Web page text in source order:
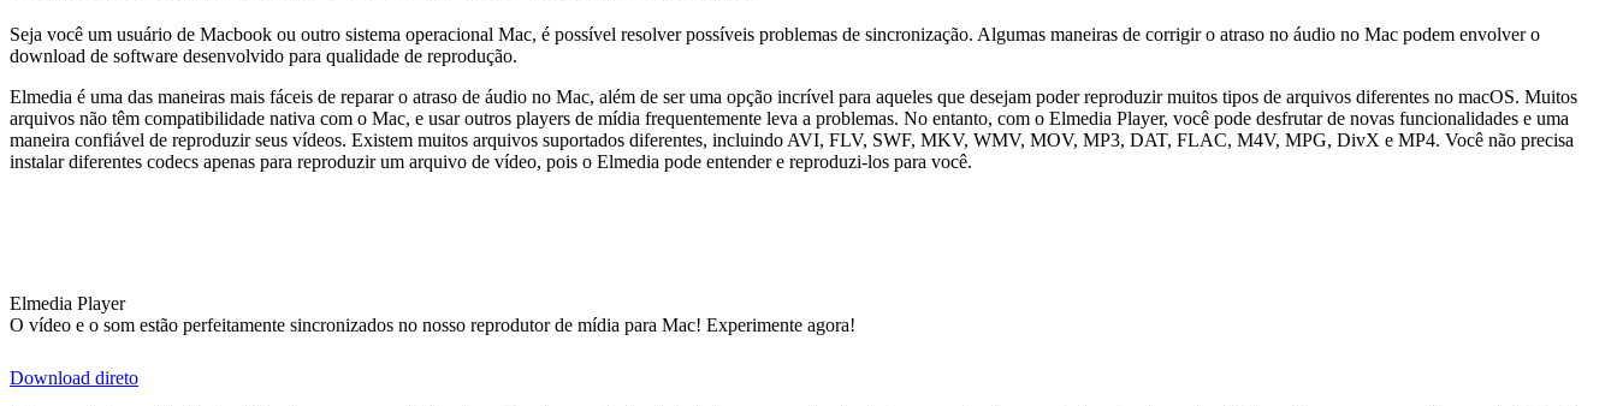
Seja você um usuário de Macbook ou outro sistema operacional Mac, é possível resolver possíveis problemas de sincronização. Algumas maneiras de corrigir o atraso no áudio no Mac podem envolver o
download de software desenvolvido para qualidade de reprodução.
Elmedia é uma das maneiras mais fáceis de reparar o atraso de áudio no Mac, além de ser uma opção incrível para aqueles que desejam poder reproduzir muitos tipos de arquivos diferentes no macOS. Muitos
arquivos não têm compatibilidade nativa com o Mac, e usar outros players de mídia frequentemente leva a problemas. No entanto, com o Elmedia Player, você pode desfrutar de novas funcionalidades e uma
maneira confiável de reproduzir seus vídeos. Existem muitos arquivos suportados diferentes, incluindo AVI, FLV, SWF, MKV, WMV, MOV, MP3, DAT, FLAC, M4V, MPG, DivX e MP4. Você não precisa
instalar diferentes codecs apenas para reproduzir um arquivo de vídeo, pois o Elmedia pode entender e reproduzi-los para você.
Elmedia Player
O vídeo e o som estão perfeitamente sincronizados no nosso reprodutor de mídia para Mac! Experimente agora!
Download direto